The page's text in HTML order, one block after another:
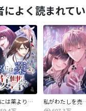
によく読まれて
クズには薬より復讐を
私がわた